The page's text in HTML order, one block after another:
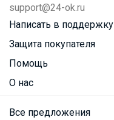
support@24-ok.ru
Написать в поддержку
Защита покупателя
Помощь
О нас
Все предложения